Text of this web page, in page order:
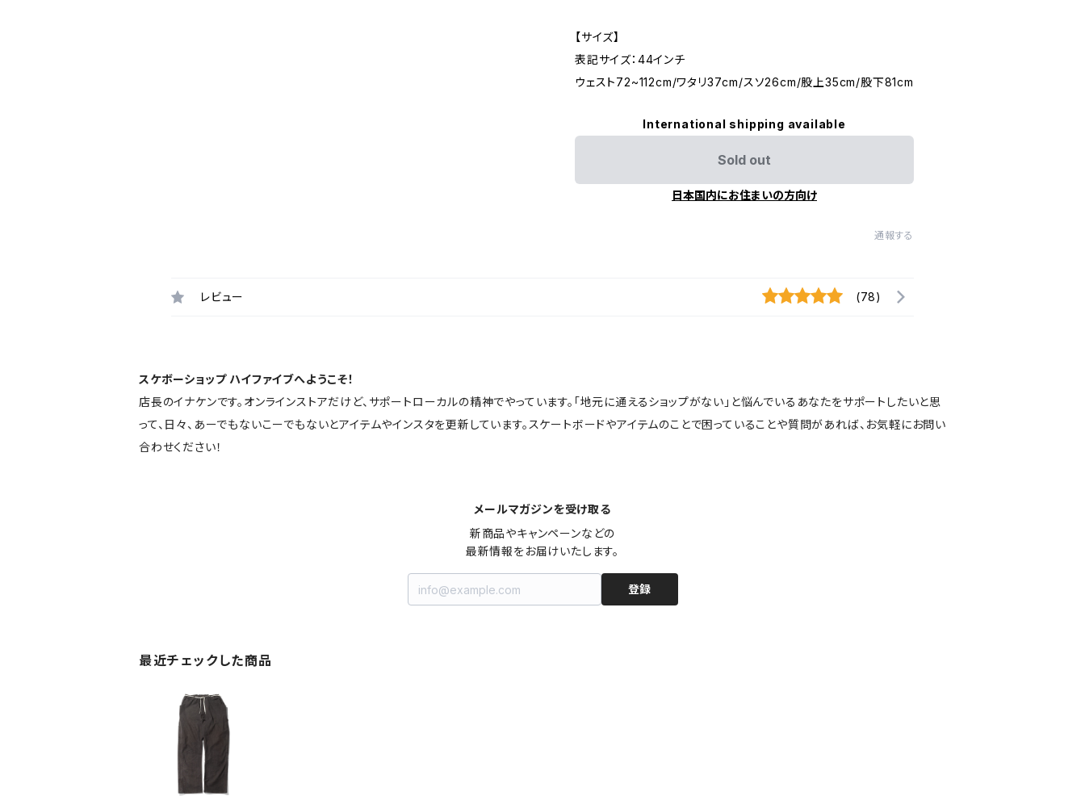
【サイズ】
表記サイズ：44インチ
ウェスト72~112cm/ワタリ37cm/スソ26cm/股上35cm/股下81cm
International shipping available
Sold out
日本国内にお住まいの方向け
通報する
レビュー (78)
スケボーショップ ハイファイブへようこそ！
店長のイナケンです。オンラインストアだけど、サポートローカルの精神でやっています。「地元に通えるショップがない」と悩んでいるあなたをサポートしたいと思
って、日々、あーでもないこーでもないとアイテムやインスタを更新しています。スケートボードやアイテムのことで困っていることや質問があれば、お気軽にお問い
合わせください！
メールマガジンを受け取る
新商品やキャンペーンなどの
最新情報をお届けいたします。
登録
最近チェックした商品